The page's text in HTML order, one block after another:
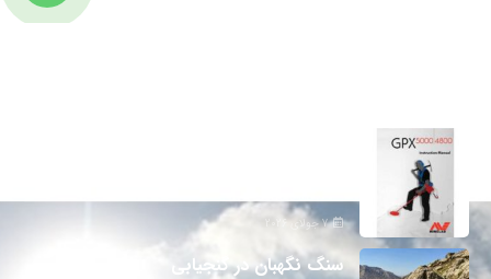
7 جولای 2026
سنگ نگهبان در گنجیابی